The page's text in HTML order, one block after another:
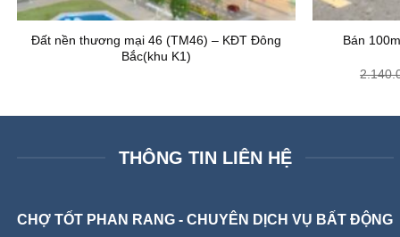
Đất nền thương mại 46 (TM46) – KĐT Đông
Bắc(khu K1)
Bán
THÔNG TIN LIÊN HỆ
CHỢ TỐT PHAN RANG - CHUYÊN DỊCH VỤ BẤT ĐỘNG